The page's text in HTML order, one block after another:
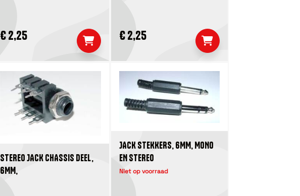
€ 2,25 € 2,25
STEREO JACK CHASSIS DEEL,
6MM,
JACK STEKKERS, 6MM, MONO
EN STEREO
Niet op voorraad